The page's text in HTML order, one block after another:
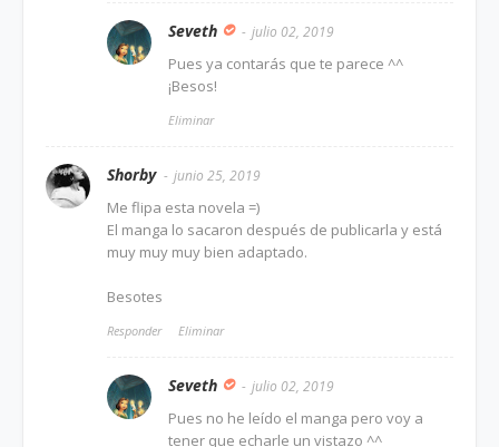
Seveth julio 02, 2019
Pues ya contarás que te parece ^^
¡Besos!
Eliminar
Shorby junio 25, 2019
Me flipa esta novela =)
El manga lo sacaron después de publicarla y está
muy muy muy bien adaptado.
Besotes
Responder Eliminar
Seveth julio 02, 2019
Pues no he leído el manga pero voy a
tener que echarle un vistazo ^^